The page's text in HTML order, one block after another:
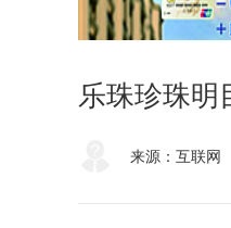
乐珠珍珠明
来源：互联网